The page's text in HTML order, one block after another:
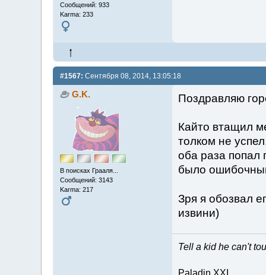
Сообщений: 933
Karma: 233
#1567: Сентября 08, 2014, 13:05:18
G.K.
В поисках Грааля...
Сообщений: 3143
Karma: 217
Поздравляю
Кайто втащил
толком не
оба раза
было
Зря я обозвал
извини)
Tell a kid he can't
Paladin XXI